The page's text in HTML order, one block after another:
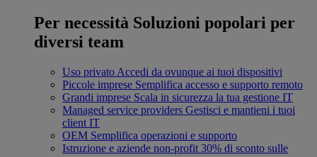
Per necessità Soluzioni popolari per
diversi team
Uso privato Accedi da ovunque ai tuoi dispositivi
Piccole imprese Semplifica accesso e supporto remoto
Grandi imprese Scala in sicurezza la tua gestione IT
Managed service providers Gestisci e mantieni i tuoi
client IT
OEM Semplifica operazioni e supporto
Istruzione e aziende non-profit 30% di sconto sulle